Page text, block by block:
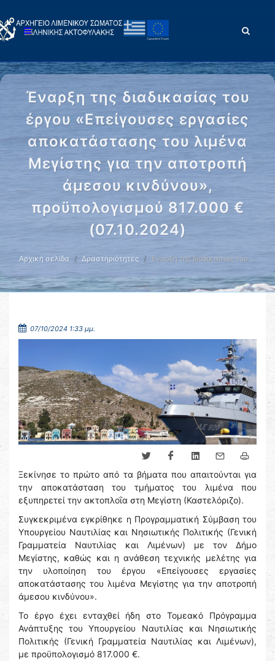
Έναρξη της διαδικασίας του
έργου «Επείγουσες εργασίες
αποκατάστασης του λιμένα
Μεγίστης για την αποτροπή
άμεσου κινδύνου»,
προϋπολογισμού 817.000 €
(07.10.2024)
Αρχική σελίδα Δραστηριότητες Έναρξη της διαδικασίας του …
07/10/2024 1:33 μμ.
Ξεκίνησε το πρώτο από τα βήματα που απαιτούνται για
την αποκατάσταση του τμήματος του λιμένα που
εξυπηρετεί την ακτοπλοΐα στη Μεγίστη (Καστελόριζο).
Συγκεκριμένα εγκρίθηκε η Προγραμματική Σύμβαση του
Υπουργείου Ναυτιλίας και Νησιωτικής Πολιτικής (Γενική
Γραμματεία Ναυτιλίας και Λιμένων) με τον Δήμο
Μεγίστης, καθώς και η ανάθεση τεχνικής μελέτης για
την υλοποίηση του έργου «Επείγουσες εργασίες
αποκατάστασης του λιμένα Μεγίστης για την αποτροπή
άμεσου κινδύνου».
Το έργο έχει ενταχθεί ήδη στο Τομεακό Πρόγραμμα
Ανάπτυξης του Υπουργείου Ναυτιλίας και Νησιωτικής
Πολιτικής (Γενική Γραμματεία Ναυτιλίας και Λιμένων),
με προϋπολογισμό 817.000 €.